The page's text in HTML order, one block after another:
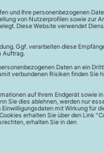
durch
das Garn